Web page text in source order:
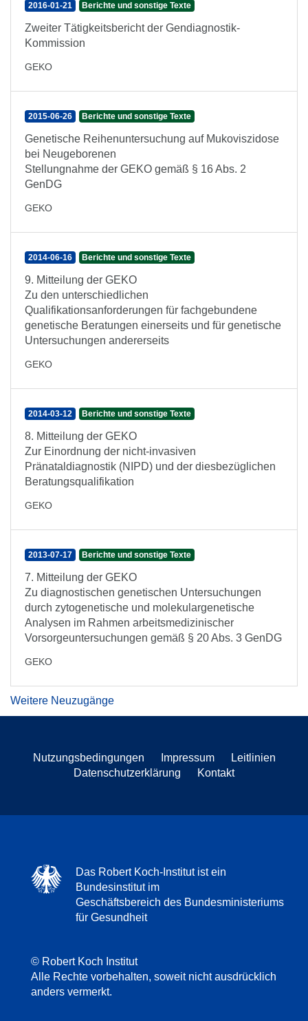
2016-01-21 Berichte und sonstige Texte
Zweiter Tätigkeitsbericht der Gendiagnostik-
Kommission
GEKO
2015-06-26 Berichte und sonstige Texte
Genetische Reihenuntersuchung auf Mukoviszidose
bei Neugeborenen
Stellungnahme der GEKO gemäß § 16 Abs. 2
GenDG
GEKO
2014-06-16 Berichte und sonstige Texte
9. Mitteilung der GEKO
Zu den unterschiedlichen
Qualifikationsanforderungen für fachgebundene
genetische Beratungen einerseits und für genetische
Untersuchungen andererseits
GEKO
2014-03-12 Berichte und sonstige Texte
8. Mitteilung der GEKO
Zur Einordnung der nicht-invasiven
Pränataldiagnostik (NIPD) und der diesbezüglichen
Beratungsqualifikation
GEKO
2013-07-17 Berichte und sonstige Texte
7. Mitteilung der GEKO
Zu diagnostischen genetischen Untersuchungen
durch zytogenetische und molekulargenetische
Analysen im Rahmen arbeitsmedizinischer
Vorsorgeuntersuchungen gemäß § 20 Abs. 3 GenDG
GEKO
Weitere Neuzugänge
Nutzungsbedingungen Impressum
Leitlinien
Datenschutzerklärung
Kontakt
Das Robert Koch-Institut ist ein
Bundesinstitut im
Geschäftsbereich des Bundesministeriums
für Gesundheit
© Robert Koch Institut
Alle Rechte vorbehalten, soweit nicht ausdrücklich
anders vermerkt.